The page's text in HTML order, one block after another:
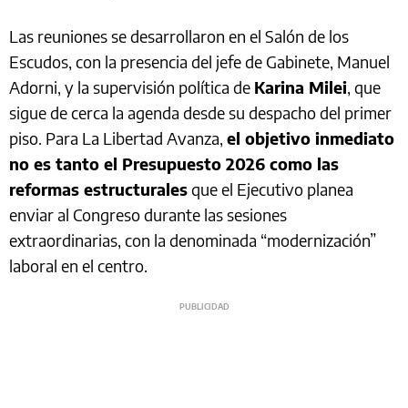
Las reuniones se desarrollaron en el Salón de los
Escudos, con la presencia del jefe de Gabinete, Manuel
Adorni, y la supervisión política de Karina Milei, que
sigue de cerca la agenda desde su despacho del primer
piso. Para La Libertad Avanza, el objetivo inmediato
no es tanto el Presupuesto 2026 como las
reformas estructuralesque el Ejecutivo planea
enviar al Congreso durante las sesiones
extraordinarias, con la denominada “modernización”
laboral en el centro.